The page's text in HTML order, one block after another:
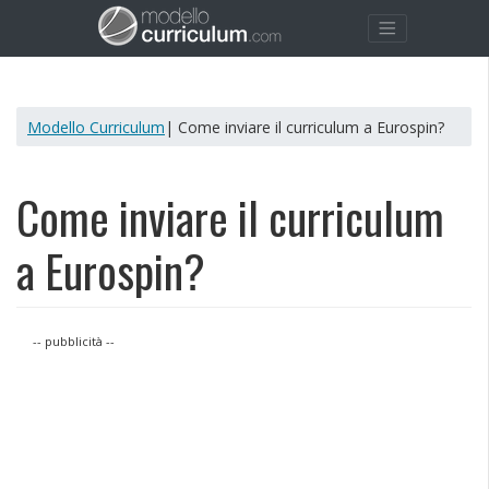
Modello Curriculum | Come inviare il curriculum a Eurospin?
Come inviare il curriculum
a Eurospin?
-- pubblicità --